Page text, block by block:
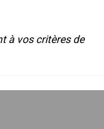
à vos critères de